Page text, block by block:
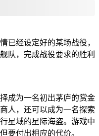
已经设定好的某场战役，
队，完成战役要求的胜利
成为一名初出茅庐的赏金
人，还可以成为一名探索
星域的星际海盗。游戏中
要付出相应的代价。